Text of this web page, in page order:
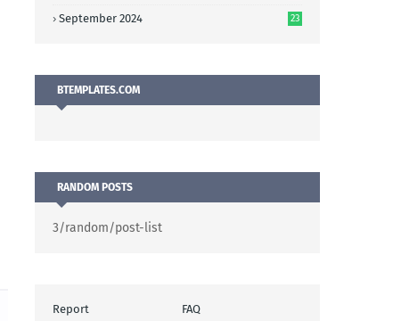
September 2024 23
BTEMPLATES.COM
RANDOM POSTS
3/random/post-list
Report FAQ